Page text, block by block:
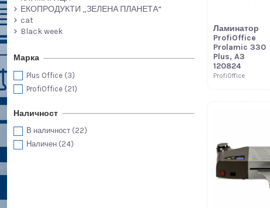
Ламинатор
ProfiOffice
Prolamic 330
Plus, A3
120824
ProfiOffice
ЕКОПРОДУКТИ „ЗЕЛЕНА ПЛАНЕТА“
cat
Black week
Марка
Plus Office (3)
ProfiOffice (21)
Наличност
В наличност (22)
Наличен (24)